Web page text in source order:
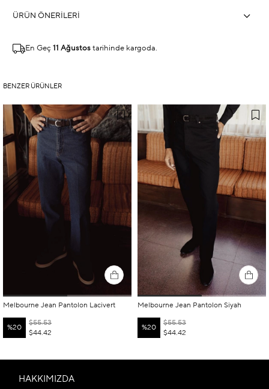
ÜRÜN ÖNERILERI
En Geç 11 Ağustos tarihinde kargoda.
BENZER ÜRÜNLER
Melbourne Jean Pantolon Lacivert
%20
$44.42
$55.53
Melbourne Jean Pantolon Siyah
%20
$44.42
$55.53
HAKKIMIZDA